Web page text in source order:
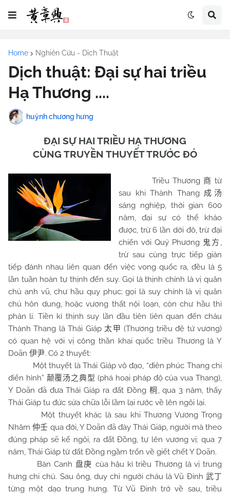
Home Nghiên Cứu - Dịch Thuật
Dịch thuật: Đại sự hai triều
Hạ Thương ....
huỳnh chương hưng
ĐẠI SỰ HAI TRIỀU HẠ THƯƠNG
CÙNG TRUYỀN THUYẾT TRƯỚC ĐÓ
Triều Thương 商 từ
sau khi Thành Thang 成汤
sáng nghiệp, thời gian 600
năm, đại sự có thể khảo
được, trừ 6 lần dời đô, trừ đại
chiến với Quỷ Phương 鬼方 ,
trừ sau cùng trực tiếp gián
tiếp đánh nhau liên quan đến việc vong quốc ra, đều là 5
lần tuần hoàn tự thịnh đến suy. Gọi là thịnh chính là vị quân
chủ anh vũ, chư hầu quy phục; gọi là suy chính là vị quân
chủ hôn dung, hoặc vương thất nội loạn, còn chư hầu thì
phản li. Tiền kì thịnh suy lần đầu tiên liên quan đến cháu
Thành Thang là Thái Giáp 太甲 (Thương triều đệ tứ vương)
có quan hệ với vị công thần khai quốc triều Thương là Y
Doãn 伊尹. Có 2 thuyết:
Một thuyết là Thái Giáp vô đạo, “điên phúc Thang chi
điển hình” 颠覆汤之典型 (phá hoại pháp độ của vua Thang),
Y Doãn đã đưa Thái Giáp ra đất Đồng 桐 , qua 3 năm, thấy
Thái Giáp tu đức sửa chữa lỗi lầm lại rước về lên ngôi lại.
Một thuyết khác là sau khi Thương Vương Trọng
Nhâm仲壬 qua đời, Y Doãn đã đày Thái Giáp, người mà theo
đúng pháp sẽ kế ngôi, ra đất Đồng, tự lên vương vị; qua 7
năm, Thái Giáp từ đất Đồng ngầm trốn về giết chết Y Doãn.
Bàn Canh 盘庚 của hậu kì triều Thương là vị trung
hưng chi chủ. Sau ông, duy chỉ người cháu là Vũ Đinh 武丁
từng một dạo trung hưng. Từ Vũ Đinh trở về sau, triều